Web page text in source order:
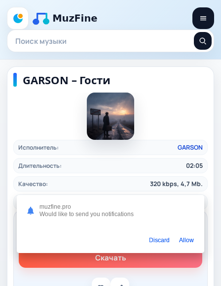
GARSON – Гости
Исполнитель: GARSON
Длительность: 02:05
Качество: 320 kbps, 4,7 Mb.
Скачать
muzfine.pro
Would like to send you notifications
Discard Allow